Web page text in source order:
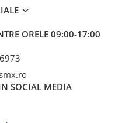
ORELE 09:00-17:00
SOCIAL MEDIA